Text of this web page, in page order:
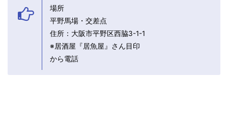
場所
平野馬場・交差点
住所：大阪市平野区西脇3-1-1
※居酒屋『居魚屋』さん目印
から電話